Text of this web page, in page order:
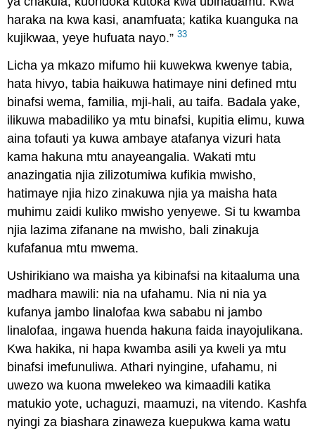
haraka na kwa kasi, anamfuata; katika kuanguka na
kujikwaa, yeye hufuata nayo.”33
Licha ya mkazo mifumo hii kuwekwa kwenye tabia,
hata hivyo, tabia haikuwa hatimaye nini defined mtu
binafsi wema, familia, mji-hali, au taifa. Badala yake,
ilikuwa mabadiliko ya mtu binafsi, kupitia elimu, kuwa
aina tofauti ya kuwa ambaye atafanya vizuri hata
kama hakuna mtu anayeangalia. Wakati mtu
anazingatia njia zilizotumiwa kufikia mwisho,
hatimaye njia hizo zinakuwa njia ya maisha hata
muhimu zaidi kuliko mwisho yenyewe. Si tu kwamba
njia lazima zifanane na mwisho, bali zinakuja
kufafanua mtu mwema.
Ushirikiano wa maisha ya kibinafsi na kitaaluma una
madhara mawili: nia na ufahamu. Nia ni nia ya
kufanya jambo linalofaa kwa sababu ni jambo
linalofaa, ingawa huenda hakuna faida inayojulikana.
Kwa hakika, ni hapa kwamba asili ya kweli ya mtu
binafsi imefunuliwa. Athari nyingine, ufahamu, ni
uwezo wa kuona mwelekeo wa kimaadili katika
matukio yote, uchaguzi, maamuzi, na vitendo. Kashfa
nyingi za biashara zinaweza kuepukwa kama watu